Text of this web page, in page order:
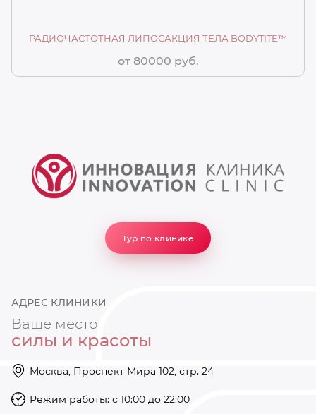
РАДИОЧАСТОТНАЯ ЛИПОСАКЦИЯ ТЕЛА BODYTITE™
от 80000 руб.
Тур по клинике
Режим работы: с 10:00 до 22:00
+74997501585
АДРЕС КЛИНИКИ
Ваше место
силы и красоты
Москва, Проспект Мира 102, стр. 24
Режим работы: с 10:00 до 22:00